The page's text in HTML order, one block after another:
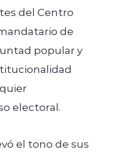
del Centro
de
popular y
electoral.
el tono de sus